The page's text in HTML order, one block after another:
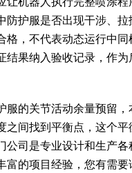
防护服是否出现干涉、
格，不代表动态运行中
结果纳入验收记录，作
服的关节活动余量预留
之间找到平衡点，这个
公司是专业设计和生产各
富的项目经验，您有需要